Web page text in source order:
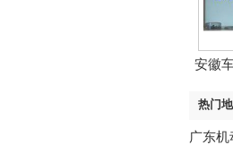
安徽
热门
广东